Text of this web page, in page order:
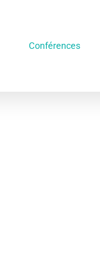
Conférences